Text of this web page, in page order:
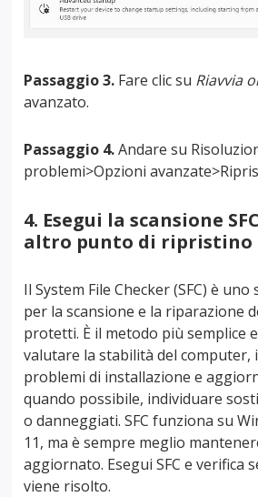
Passaggio 3. Fare clic su Riavvia
avanzato.
Passaggio 4.Andare su
problemi>Opzioni
4. Esegui la scansione
altro punto di ripristino
Il System File Checker (SFC) è
per la scansione e la riparazione
protetti. È il metodo più semplice
valutare la stabilità del computer,
problemi di installazione e
quando possibile, individuare
o danneggiati. SFC funziona su
11, ma è sempre meglio
aggiornato. Esegui SFC e verifica
viene risolto.